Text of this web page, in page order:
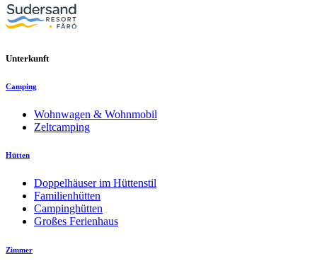
Unterkunft
Camping
Wohnwagen & Wohnmobil
Zeltcamping
Hütten
Doppelhäuser im Hüttenstil
Familienhütten
Campinghütten
Großes Ferienhaus
Zimmer